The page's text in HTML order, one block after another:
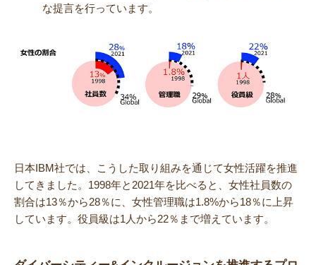
な提言を行っています。
日本IBM社では、こうした取り組みを通じて女性活躍を推進
してきました。1998年と2021年を比べると、女性社員数の
割合は13％から28％に、女性管理職は1.8%から18％に上昇
しています。役員級は1人から22％まで増えています。